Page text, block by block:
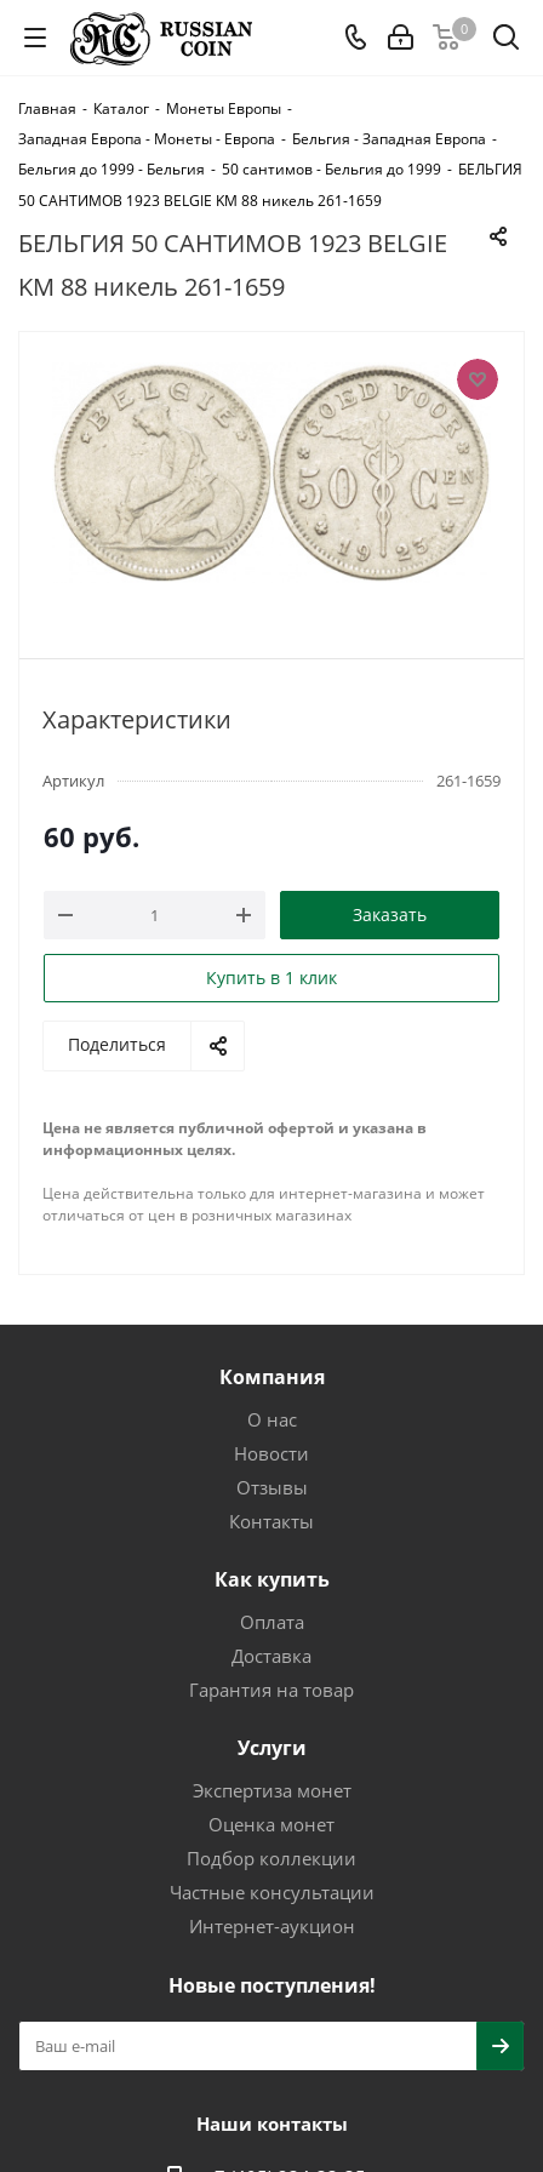
0
Главная - Каталог - Монеты Европы -
Западная Европа - Монеты - Европа - Бельгия - Западная Европа -
Бельгия до 1999 - Бельгия - 50 сантимов - Бельгия до 1999 - БЕЛЬГИЯ
50 САНТИМОВ 1923 BELGIE KM 88 никель 261-1659
БЕЛЬГИЯ 50 САНТИМОВ 1923 BELGIE
KM 88 никель 261-1659
Характеристики
Артикул 261-1659
60 руб.
Заказать
Купить в 1 клик
Поделиться
Цена не является публичной офертой и указана в
информационных целях.
Цена действительна только для интернет-магазина и может
отличаться от цен в розничных магазинах
Компания
О нас
Новости
Отзывы
Контакты
Как купить
Оплата
Доставка
Гарантия на товар
Услуги
Экспертиза монет
Оценка монет
Подбор коллекции
Частные консультации
Интернет-аукцион
Новые поступления!
Наши контакты